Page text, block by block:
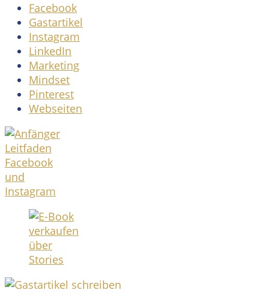
Facebook
Gastartikel
Instagram
LinkedIn
Marketing
Mindset
Pinterest
Webseiten